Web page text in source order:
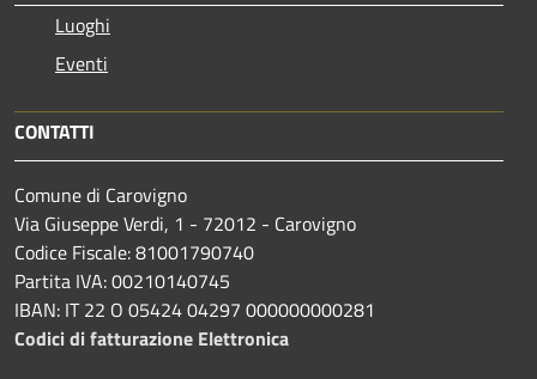
Luoghi
Eventi
CONTATTI
Comune di Carovigno
Via Giuseppe Verdi, 1 - 72012 - Carovigno
Codice Fiscale: 81001790740
Partita IVA: 00210140745
IBAN: IT 22 O 05424 04297 000000000281
Codici di fatturazione Elettronica